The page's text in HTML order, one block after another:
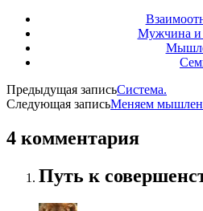
Мужчина
Предыдущая записьСистема.
Следующая записьМеняем
4 комментария
Путь к